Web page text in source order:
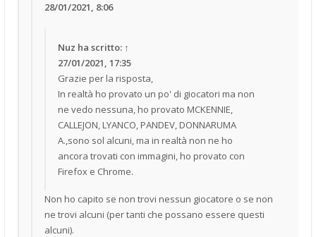
28/01/2021, 8:06
Nuz ha scritto: ↑
27/01/2021, 17:35
Grazie per la risposta,
In realtà ho provato un po' di giocatori ma non
ne vedo nessuna, ho provato MCKENNIE,
CALLEJON, LYANCO, PANDEV, DONNARUMA
A.,sono sol alcuni, ma in realtà non ne ho
ancora trovati con immagini, ho provato con
Firefox e Chrome.
Non ho capito se non trovi nessun giocatore o se non
ne trovi alcuni (per tanti che possano essere questi
alcuni).